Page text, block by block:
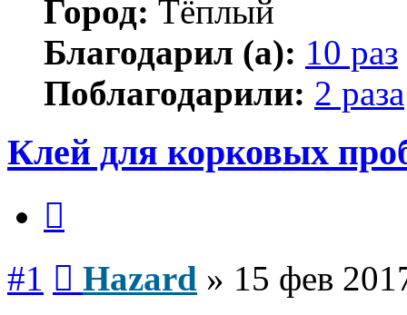
Город: Тёплый
Благодарил (а): 10 раз
Поблагодарили: 2 раза
Клей для корковых
#1 Hazard » 15 фев